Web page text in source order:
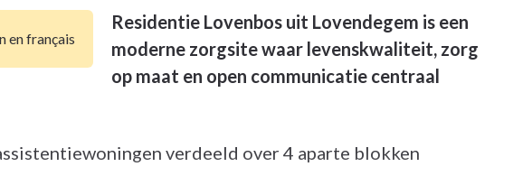
en français
Residentie Lovenbos uit Lovendegem is een
moderne zorgsite waar levenskwaliteit, zorg
op maat en open communicatie centraal
verdeeld over 4 aparte blokken